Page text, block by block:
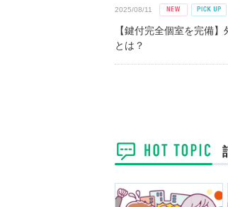
2025/08/11
【鍵付完全個室を完備
とは？